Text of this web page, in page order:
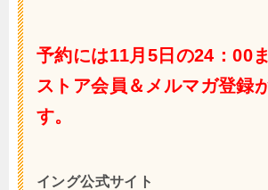
予約には11月5日の24：00
ストア会員＆メルマガ登録
す。
イング公式サイト